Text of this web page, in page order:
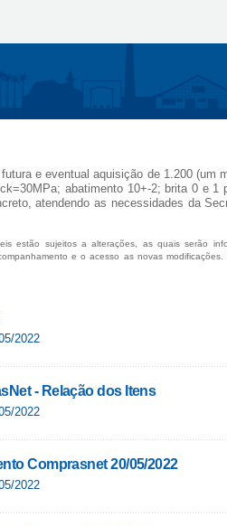
e eventual aquisição de 1.200 (um
abatimento 10+-2; brita 0 e 1
atendendo as necessidades da
estão sujeitos a alterações, as quais serão
e o acesso as novas
2022
- Relação dos Itens
2022
Comprasnet 20/05/2022
2022